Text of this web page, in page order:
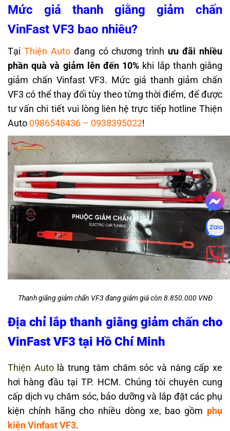
Mức giá thanh giằng giảm chấn
VinFast VF3 bao nhiêu?
Tại Thiện Autođang có chương trình ưu đãi nhiều
phần quà và giảm lên đến 10% khi lắp thanh giằng
giảm chấn Vinfast VF3. Mức giá thanh giảm chấn
VF3 có thể thay đổi tùy theo từng thời điểm, để được
tư vấn chi tiết vui lòng liên hệ trực tiếp hotline Thiện
Auto 0986548436 – 0938395022!
Thanh giằng giảm chấn VF3 đang giảm giá còn 8.850.000 VNĐ
Địa chỉ lắp thanh giằng giảm chấn cho
VinFast VF3 tại Hồ Chí Minh
Thiện Auto là trung tâm chăm sóc và nâng cấp xe
hơi hàng đầu tại TP. HCM. Chúng tôi chuyên cung
cấp dịch vụ chăm sóc, bảo dưỡng và lắp đặt các phụ
kiện chính hãng cho nhiều dòng xe, bao gồm phụ
kiện Vinfast VF3.